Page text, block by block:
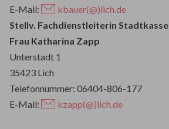
E-Mail:
kbauer(@)lich.de
Stellv. Fachdienstleiterin Stadtkasse
Frau Katharina Zapp
Unterstadt 1
35423 Lich
Telefonnummer: 06404-806-177
E-Mail:
kzapp(@)lich.de